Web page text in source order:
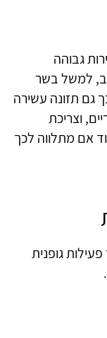
גבוהה
למשל בשר
גם תזונה עשירה
וצריכת
אם מתלווה לכך
גופנית